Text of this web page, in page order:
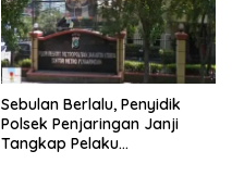
Sebulan Berlalu, Penyidik
Polsek Penjaringan Janji
Tangkap Pelaku